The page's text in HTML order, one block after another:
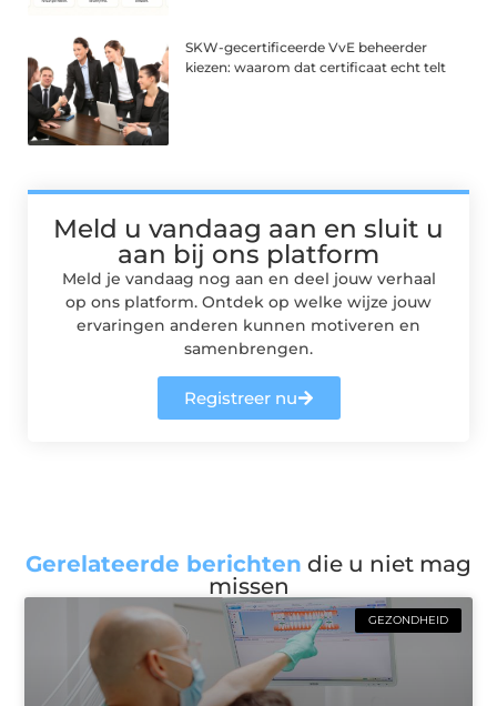
SKW-gecertificeerde VvE beheerder
kiezen: waarom dat certificaat echt telt
Meld u vandaag aan en sluit u
aan bij ons platform
Meld je vandaag nog aan en deel jouw verhaal
op ons platform. Ontdek op welke wijze jouw
ervaringen anderen kunnen motiveren en
samenbrengen.
Registreer nu
Gerelateerde berichten die u niet mag
missen
GEZONDHEID